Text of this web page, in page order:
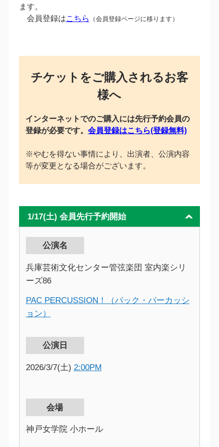
ます。
会員登録はこちら （会員登録ページに移ります）
チケットをご購入されるお客
様へ
インターネットでのご購入には先行予約会員の
登録が必要です。 会員登録はこちら(登録無料)
※やむを得ない事情により、出演者、公演内容
等が変更となる場合がございます。
1/17(土) 会員先行予約開始
公演名
兵庫芸術文化センター管弦楽団 室内楽シリ
ーズ86
PAC PERCUSSION！（パック・パーカッシ
ョン）
公演日
2026/3/7(土) 2:00PM
会場
神戸女学院 小ホール